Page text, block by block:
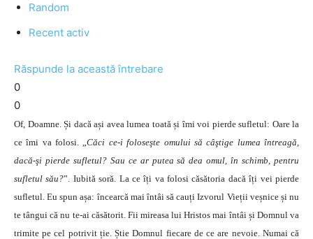
Random
Recent activ
Răspunde la această întrebare
0
0
Of, Doamne. Și dacă ași avea lumea toată și îmi voi pierde sufletul: Oare la
ce îmi va folosi. „Căci ce-i foloseşte omului să câştige lumea întreagă,
dacă-şi pierde sufletul? Sau ce ar putea să dea omul, în schimb, pentru
sufletul său?”. Iubită soră. La ce îți va folosi căsătoria dacă îți vei pierde
sufletul. Eu spun așa: încearcă mai întâi să cauți Izvorul Vieții veșnice și nu
te tângui că nu te-ai căsătorit. Fii mireasa lui Hristos mai întâi și Domnul va
trimite pe cel potrivit ție. Știe Domnul fiecare de ce are nevoie. Numai că